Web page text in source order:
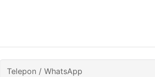
Telepon / WhatsApp